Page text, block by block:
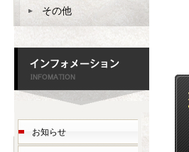
その他
お知らせ